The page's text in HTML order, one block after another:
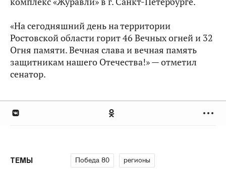
«На сегодняшний день на территории
Ростовской области горит 46 Вечных огней и 32
Огня памяти. Вечная слава и вечная память
защитникам нашего Отечества!» — отметил
сенатор.
ТЕМЫ Победа 80 регионы